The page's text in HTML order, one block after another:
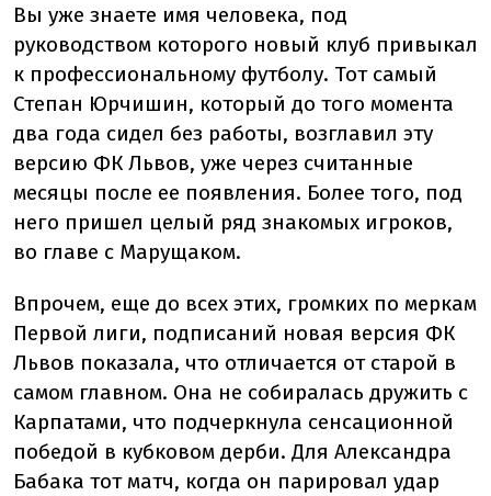
Вы уже знаете имя человека, под
руководством которого новый клуб привыкал
к профессиональному футболу. Тот самый
Степан Юрчишин, который до того момента
два года сидел без работы, возглавил эту
версию ФК Львов, уже через считанные
месяцы после ее появления. Более того, под
него пришел целый ряд знакомых игроков,
во главе с Марущаком.
Впрочем, еще до всех этих, громких по меркам
Первой лиги, подписаний новая версия ФК
Львов показала, что отличается от старой в
самом главном. Она не собиралась дружить с
Карпатами, что подчеркнула сенсационной
победой в кубковом дерби. Для Александра
Бабака тот матч, когда он парировал удар